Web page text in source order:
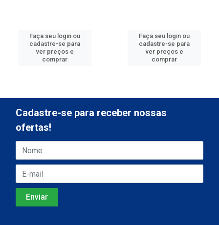
Faça seu login ou
cadastre-se para
ver preços e
comprar
Faça seu login ou
cadastre-se para
ver preços e
comprar
Cadastre-se para receber nossas
ofertas!